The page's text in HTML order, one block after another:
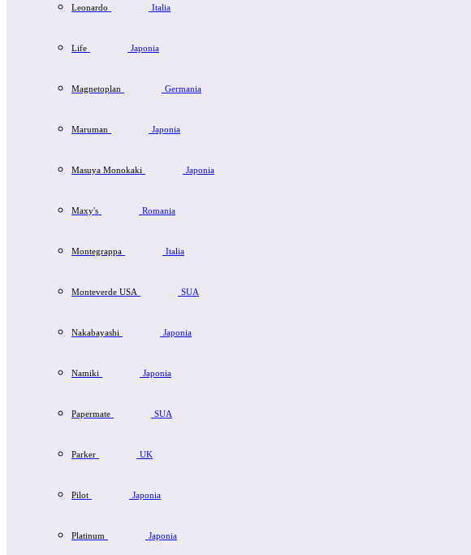
Leonardo Italia
Life Japonia
Magnetoplan Germania
Maruman Japonia
Masuya Monokaki Japonia
Maxy's Romania
Montegrappa Italia
Monteverde USA SUA
Nakabayashi Japonia
Namiki Japonia
Papermate SUA
Parker UK
Pilot Japonia
Platinum Japonia